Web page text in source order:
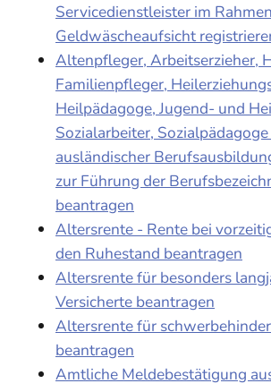
Servicedienstleister im
Geldwäscheaufsicht
Altenpfleger, Arbeitserzieher,
Familienpfleger,
Heilpädagoge, Jugend- und
Sozialarbeiter,
ausländischer
zur Führung der
beantragen
Altersrente - Rente bei
den Ruhestand beantragen
Altersrente für besonders
Versicherte beantragen
Altersrente für
beantragen
Amtliche Meldebestätigung